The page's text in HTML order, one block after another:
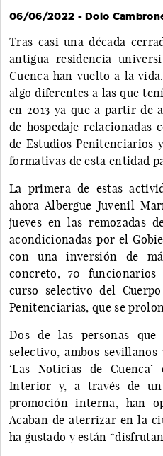
06/06/2022 - Dolo
Tras casi una década
antigua residencia
Cuenca han vuelto a la
algo diferentes a las que
en 2013 ya que a partir de
de hospedaje
de Estudios Penitenciarios
formativas de esta entidad
La primera de estas
ahora Albergue Juvenil
jueves en las remozadas
acondicionadas por el
con una inversión de
concreto, 70
curso selectivo del
Penitenciarias, que se
Dos de las personas
selectivo, ambos
‘Las Noticias de
Interior y, a través de un
promoción interna, han
Acaban de aterrizar en la
ha gustado y están